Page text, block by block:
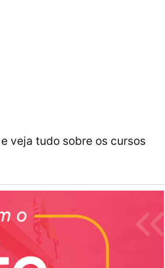
veja tudo sobre os cursos